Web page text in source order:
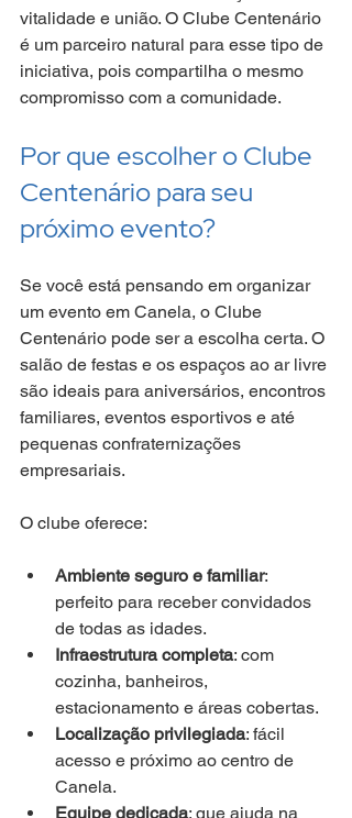
vitalidade e união. O Clube Centenário
é um parceiro natural para esse tipo de
iniciativa, pois compartilha o mesmo
compromisso com a comunidade.
Por que escolher o Clube
Centenário para seu
próximo evento?
Se você está pensando em organizar
um evento em Canela, o Clube
Centenário pode ser a escolha certa. O
salão de festas e os espaços ao ar livre
são ideais para aniversários, encontros
familiares, eventos esportivos e até
pequenas confraternizações
empresariais.
O clube oferece:
Ambiente seguro e familiar:
perfeito para receber convidados
de todas as idades.
Infraestrutura completa: com
cozinha, banheiros,
estacionamento e áreas cobertas.
Localização privilegiada: fácil
acesso e próximo ao centro de
Canela.
Equipe dedicada: que ajuda na